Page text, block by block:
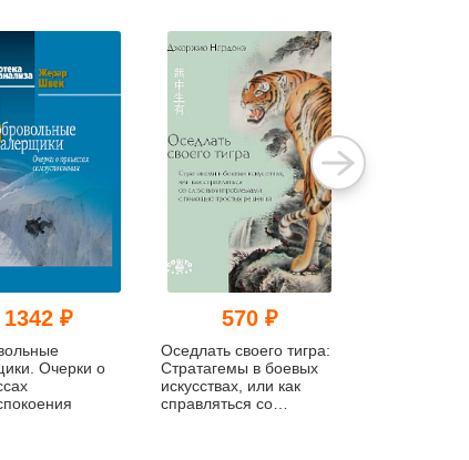
1342 ₽
Очерки о
570 ₽
Оседлать своего тигра:
Cтратагемы в боевых
искусствах, или как
справляться со